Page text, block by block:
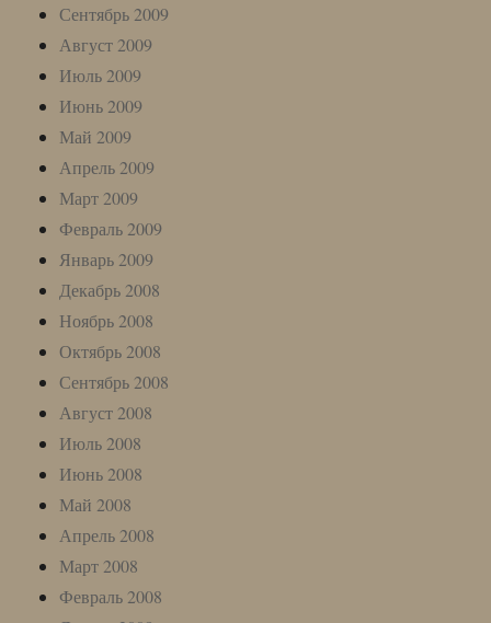
Сентябрь 2009
Август 2009
Июль 2009
Июнь 2009
Май 2009
Апрель 2009
Март 2009
Февраль 2009
Январь 2009
Декабрь 2008
Ноябрь 2008
Октябрь 2008
Сентябрь 2008
Август 2008
Июль 2008
Июнь 2008
Май 2008
Апрель 2008
Март 2008
Февраль 2008